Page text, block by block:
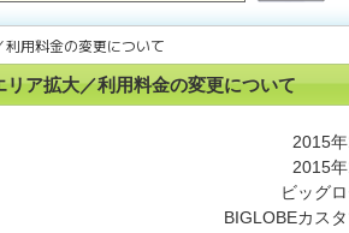
用料金の変更について
ア拡大／利用料金の変更について
2015
2015
ビッグ
BIGLOBEカス